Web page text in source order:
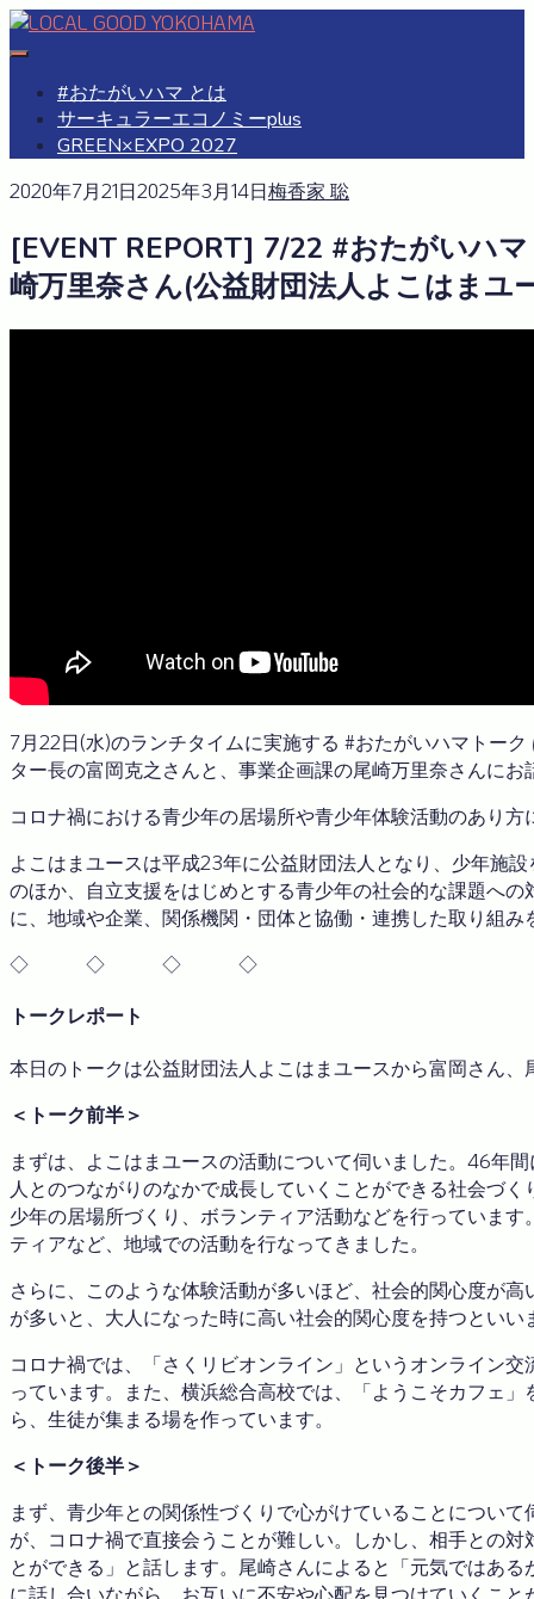
Skip
to
#おたがいハマ とは
サーキュラーエコノミーplus
GREEN×EXPO 2027
2020年7月21日2025年3月14日梅香家 聡
[EVENT REPORT] 7/22 #おたがいハ
崎万里奈さん(公益財団法人よこはまユ
7月22日(水)のランチタイムに実施する #おたがいハマトー
ター長の富岡克之さんと、事業企画課の尾崎万里奈さんにお
コロナ禍における青少年の居場所や青少年体験活動のあり
よこはまユースは平成23年に公益財団法人となり、少年施
のほか、自立支援をはじめとする青少年の社会的な課題へ
に、地域や企業、関係機関・団体と協働・連携した取り組
◇ ◇ ◇ ◇
トークレポート
本日のトークは公益財団法人よこはまユースから富岡さん
＜トーク前半＞
まずは、よこはまユースの活動について伺いました。46年
人とのつながりのなかで成長していくことができる社会づ
少年の居場所づくり、ボランティア活動などを行っていま
ティアなど、地域での活動を行なってきました。
さらに、このような体験活動が多いほど、社会的関心度が
が多いと、大人になった時に高い社会的関心度を持つといい
コロナ禍では、「さくリビオンライン」というオンライン
っています。また、横浜総合高校では、「ようこそカフェ
ら、生徒が集まる場を作っています。
＜トーク後半＞
まず、青少年との関係性づくりで心がけていることについ
が、コロナ禍で直接会うことが難しい。しかし、相手との
とができる」と話します。尾崎さんによると「元気ではあ